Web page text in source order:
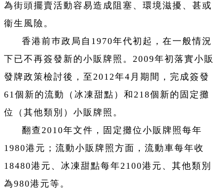
為街頭擺賣活動容易造成阻塞、環境滋擾、甚或
衞生風險。
香港前巿政局自1970年代初起，在一般情況
下已不再簽發新的小販牌照。2009年初落實小販
發牌政策檢討後，至2012年4月期間，完成簽發
61個新的流動（冰凍甜點）和218個新的固定攤
位（其他類別）小販牌照。
翻查2010年文件，固定攤位小販牌照每年
1980港元；流動小販牌照方面，流動車每年收
18480港元、冰凍甜點每年2100港元、其他類別
為980港元等。